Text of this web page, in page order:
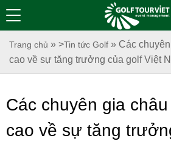
Trang chủ » >Tin tức Golf » Các
cao về sự tăng trưởng của golf Việt
Các chuyên gia
cao về sự tăng